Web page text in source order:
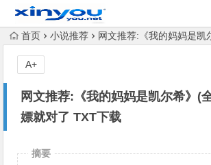
首页 小说推荐 网文推荐:《我的妈妈是凯尔希》(全本
网文推荐:《我的妈妈是凯尔希》(
嫖就对了 TXT下载
A+
摘要